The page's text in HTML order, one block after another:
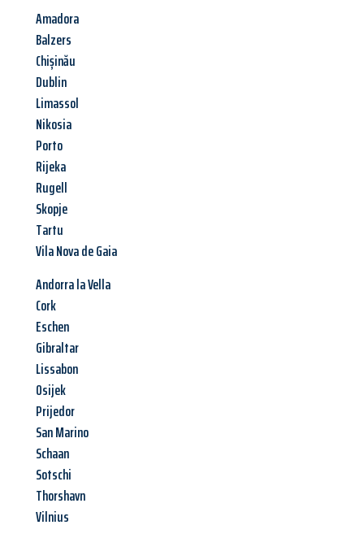
Amadora
Balzers
Chișinău
Dublin
Limassol
Nikosia
Porto
Rijeka
Rugell
Skopje
Tartu
Vila Nova de Gaia
Andorra la Vella
Cork
Eschen
Gibraltar
Lissabon
Osijek
Prijedor
San Marino
Schaan
Sotschi
Thorshavn
Vilnius